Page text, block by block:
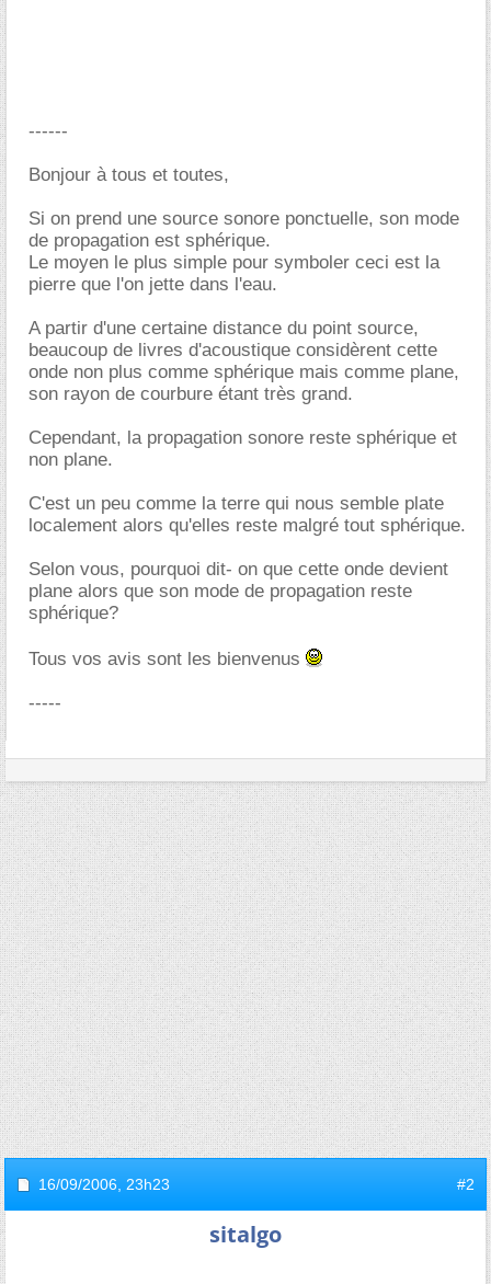
------
Bonjour à tous et toutes,
Si on prend une source sonore ponctuelle, son mode
de propagation est sphérique.
Le moyen le plus simple pour symboler ceci est la
pierre que l'on jette dans l'eau.
A partir d'une certaine distance du point source,
beaucoup de livres d'acoustique considèrent cette
onde non plus comme sphérique mais comme plane,
son rayon de courbure étant très grand.
Cependant, la propagation sonore reste sphérique et
non plane.
C'est un peu comme la terre qui nous semble plate
localement alors qu'elles reste malgré tout sphérique.
Selon vous, pourquoi dit- on que cette onde devient
plane alors que son mode de propagation reste
sphérique?
Tous vos avis sont les bienvenus
-----
16/09/2006, 23h23 #2
sitalgo